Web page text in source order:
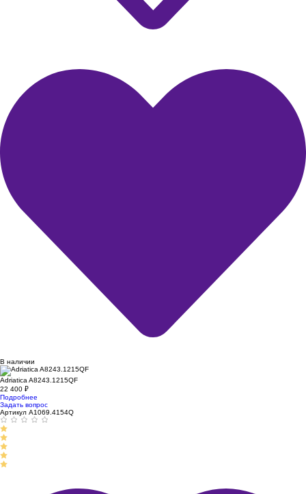
В наличии
Adriatica A8243.1215QF
22 400 ₽
Подробнее
Задать вопрос
Артикул A1069.4154Q